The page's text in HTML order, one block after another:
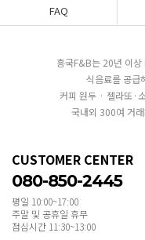
FAQ
흥국F&B는 20년 이
식음료를 공급
커피 원두 · 젤라또·
국내외 300여 거
CUSTOMER CENTER
080-850-2445
평일 10:00~17:00
주말 및 공휴일 휴무
점심시간 11:30~13:00